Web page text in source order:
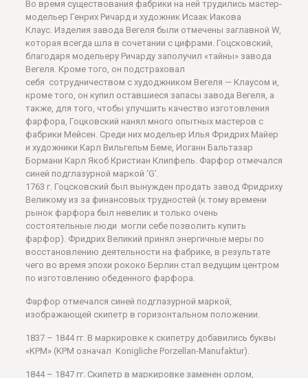
Во время существования фабрики на ней трудились мастер-
модельер Генрих Ричард и художник Исаак Иакова
Клаус. Изделия завода Вегеля были отмечены заглавной W,
которая всегда шла в сочетании с цифрами. Гоцсковский,
благодаря модельеру Ричарду заполучил «тайны» завода
Вегеля. Кроме того, он подстраховал
себя сотрудничеством с худоджником Вегеля — Клаусом и,
кроме того, он купил оставшиеся запасы завода Вегеля, а
также, для того, чтобы улучшить качество изготовления
фарфора, Гоцковский нанял много опытных мастеров с
фабрики Мейсен. Среди них модельер Илья Фридрих Майер
и художники Карл Вильгельм Беме, Иоганн Бальтазар
Бормани Карл Якоб Кристиан Клипфель. Фарфор отмечался
синей подглазурной маркой ‘G’.
1763 г. Гоцсковский был вынужден продать завод Фридриху
Великому из за финансовых трудностей (к тому времени
рынок фарфора был невелик и только очень
состоятельные люди могли себе позволить купить
фарфор). Фридрих Великий принял энергичные меры по
восстановлению деятельности на фабрике, в результате
чего во время эпохи рококо Берлин стал ведущим центром
по изготовлению обеденного фарфора.
Фарфор отмечался синей подглазурной маркой,
изображающей скипетр в горизонтальном положении.
1837 – 1844 гг. В маркировке к скипетру добавились буквы
«KPM» (KPM означал Konigliche Porzellan-Manufaktur).
1844 – 1847 гг. Скипетр в маркировке заменен орлом,